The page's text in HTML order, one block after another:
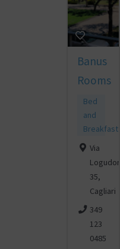
Banus
Rooms
Bed
and
Breakfast
Via
Logudoro
35,
Cagliari
349
123
0485